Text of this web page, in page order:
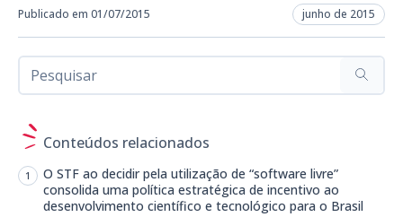
Publicado em 01/07/2015 junho de 2015
Conteúdos relacionados
O STF ao decidir pela utilização de “software livre”
consolida uma política estratégica de incentivo ao
desenvolvimento científico e tecnológico para o Brasil